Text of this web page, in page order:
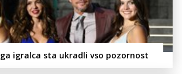
igralca sta ukradli vso pozornost